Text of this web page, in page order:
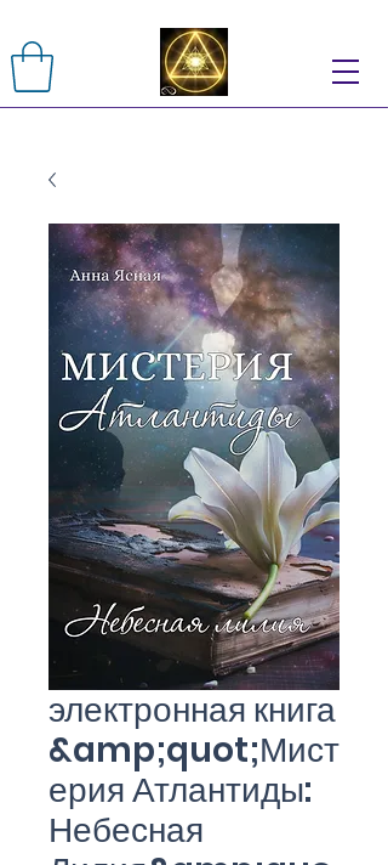
электронная книга
&amp;quot;Мист
ерия Атлантиды:
Небесная